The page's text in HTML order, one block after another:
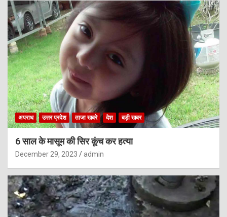
अपराध उत्तर प्रदेश ताजा खबरे देश बड़ी खबर
6 साल के मासूम की सिर कूंच कर हत्या
December 29, 2023 admin